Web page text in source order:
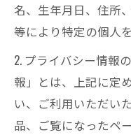
名、生年月日、住所
等により特定の個人
2. プライバシー情報
報」とは、上記に定
い、ご利用いただい
品、ご覧になったペ